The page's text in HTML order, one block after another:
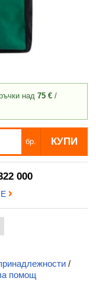
над 75 € /
бр. КУПИ
000
/
помощ